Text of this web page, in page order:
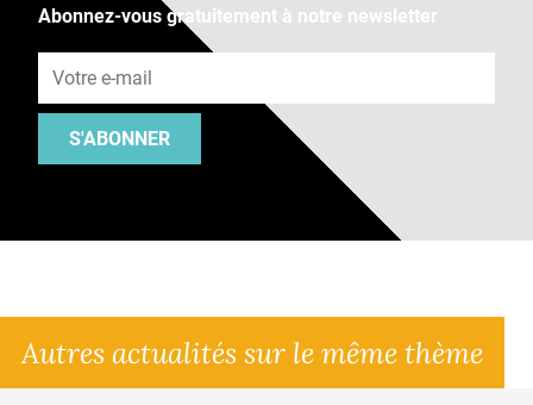
Abonnez-vous gratuitement à notre newsletter
S'ABONNER
Autres actualités sur le même thème